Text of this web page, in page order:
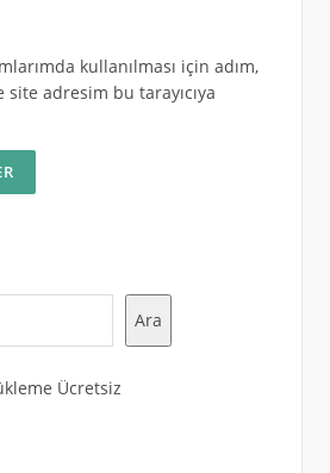
kullanılması için adım,
adresim bu tarayıcıya
Ara
Ücretsiz